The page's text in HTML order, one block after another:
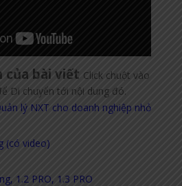
của bài viết Click chuột vào
Di chuyển tới nội dung đó.
lý NXT cho doanh nghiệp nhỏ
(có video)
1.2 PRO, 1.3 PRO